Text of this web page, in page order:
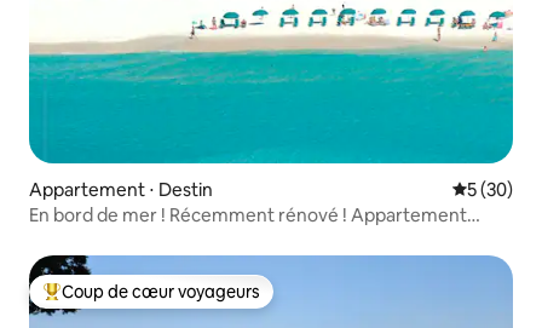
Appartement ⋅ Destin
5 (30)
En bord de mer ! Récemment rénové ! Appartement
Coups de cœur voyageurs les plus appréciés
Coup de cœur voyageurs